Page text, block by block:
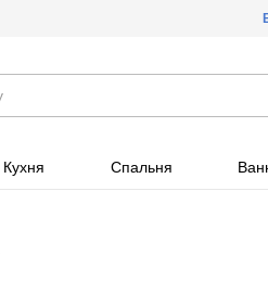
Кухня Спальня